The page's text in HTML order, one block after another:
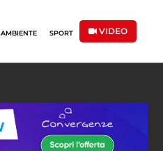
AMBIENTE SPORT VIDEO